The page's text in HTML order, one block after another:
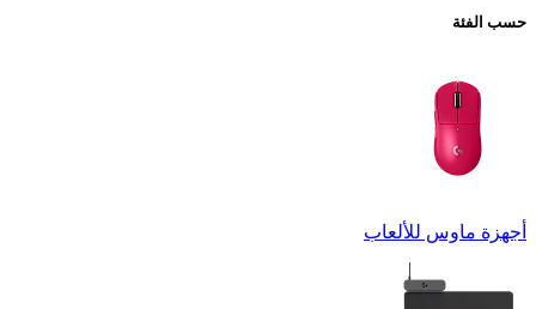
حسب الفئة
أجهزة ماوس للألعاب